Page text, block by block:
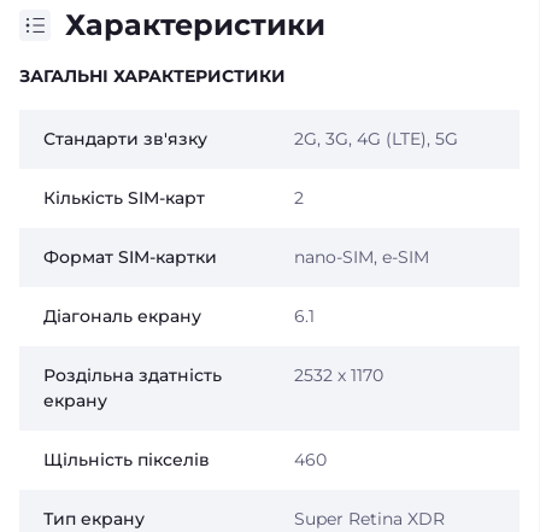
Характеристики
ЗАГАЛЬНІ ХАРАКТЕРИСТИКИ
Стандарти зв'язку 2G, 3G, 4G (LTE), 5G
Кількість SIM-карт 2
Формат SIM-картки nano-SIM, e-SIM
Діагональ екрану 6.1
Роздільна здатність
екрану
2532 х 1170
Щільність пікселів 460
Тип екрану
Super Retina XDR